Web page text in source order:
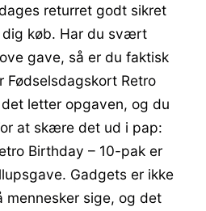
returret godt sikret
køb. Har du svært
gave, så er du faktisk
Fødselsdagskort Retro
letter opgaven, og du
at skære det ud i pap:
Birthday – 10-pak er
Gadgets er ikke
mennesker sige, og det